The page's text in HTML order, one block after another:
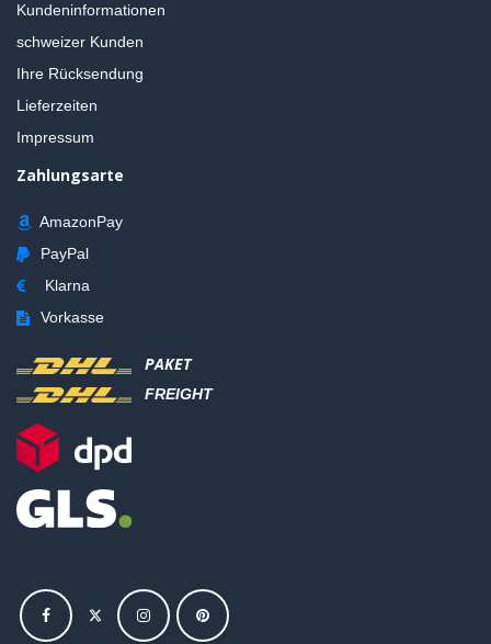
Kundeninformationen
schweizer Kunden
Ihre Rücksendung
Lieferzeiten
Impressum
Zahlungsarte
AmazonPay
PayPal
Klarna
Vorkasse
PAKET
FREIGHT